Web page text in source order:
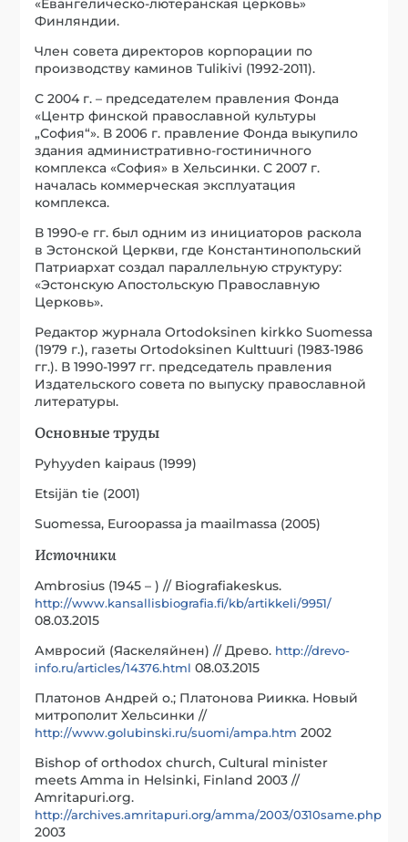
«Евангелическо-лютеранская церковь»
Финляндии.
Член совета директоров корпорации по
производству каминов Tulikivi (1992-2011).
С 2004 г. – председателем правления Фонда
«Центр финской православной культуры
„София“». В 2006 г. правление Фонда выкупило
здания административно-гостиничного
комплекса «София» в Хельсинки. С 2007 г.
началась коммерческая эксплуатация
комплекса.
В 1990-е гг. был одним из инициаторов раскола
в Эстонской Церкви, где Константинопольский
Патриархат создал параллельную структуру:
«Эстонскую Апостольскую Православную
Церковь».
Редактор журнала Ortodoksinen kirkko Suomessa
(1979 г.), газеты Ortodoksinen Kulttuuri (1983-1986
гг.). В 1990-1997 гг. председатель правления
Издательского совета по выпуску православной
литературы.
Основные труды
Pyhyyden kaipaus (1999)
Etsijän tie (2001)
Suomessa, Euroopassa ja maailmassa (2005)
Источники
Ambrosius (1945 – ) // Biografiakeskus.
http://www.kansallisbiografia.fi/kb/artikkeli/9951/
08.03.2015
Амвросий (Яаскеляйнен) // Древо. http://drevo-
info.ru/articles/14376.html 08.03.2015
Платонов Андрей о.; Платонова Риикка. Новый
митрополит Хельсинки //
http://www.golubinski.ru/suomi/ampa.htm 2002
Bishop of orthodox church, Cultural minister
meets Amma in Helsinki, Finland 2003 //
Amritapuri.org.
http://archives.amritapuri.org/amma/2003/0310same.php
2003